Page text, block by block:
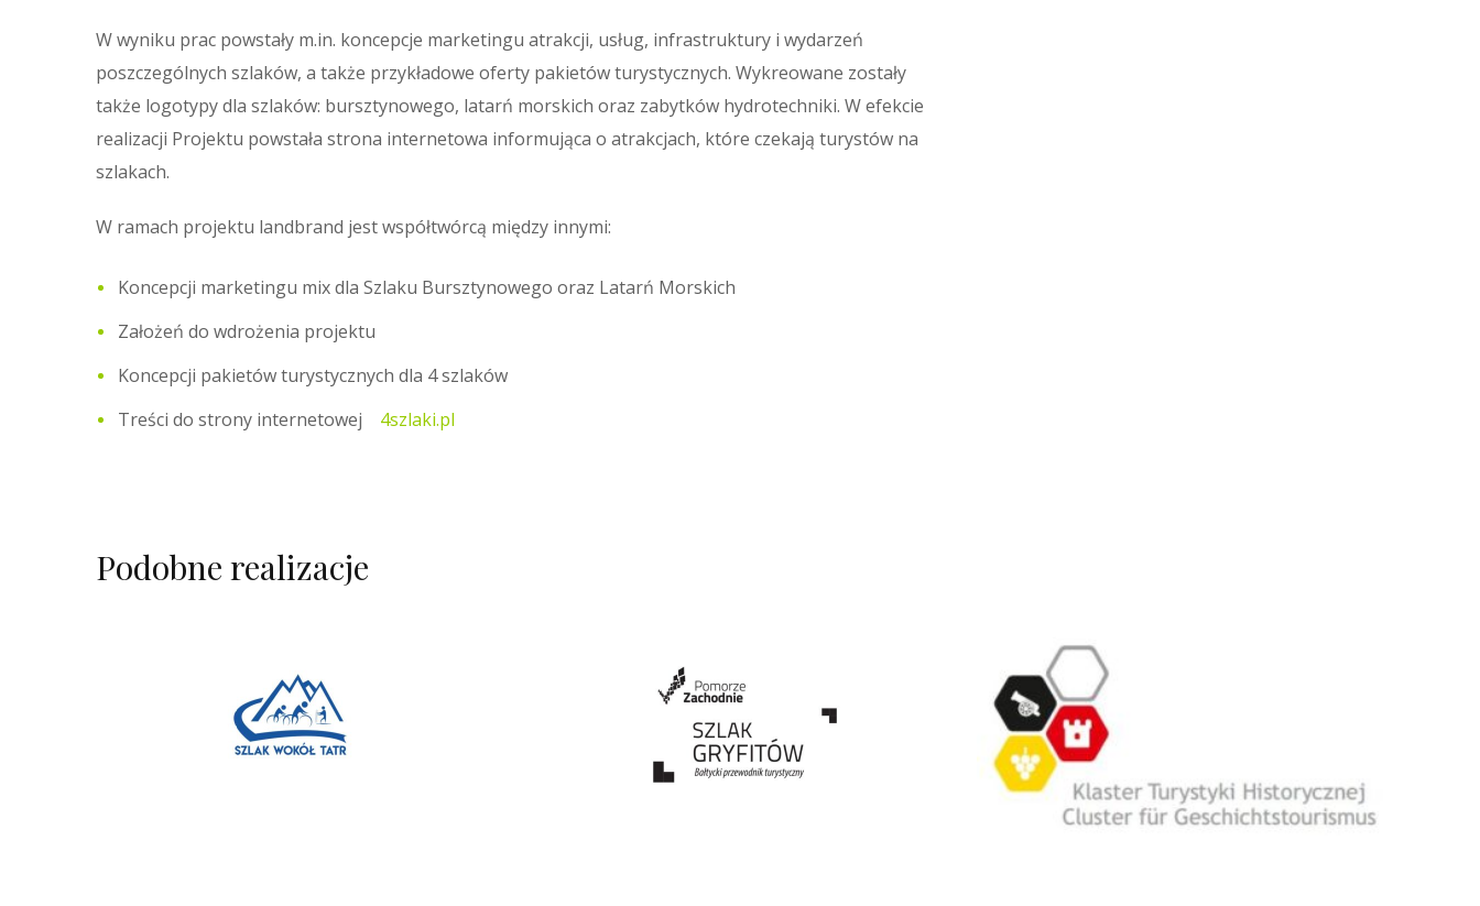
W wyniku prac powstały m.in. koncepcje marketingu atrakcji, usług, infrastruktury i wydarzeń
poszczególnych szlaków, a także przykładowe oferty pakietów turystycznych. Wykreowane zostały
także logotypy dla szlaków: bursztynowego, latarń morskich oraz zabytków hydrotechniki. W efekcie
realizacji Projektu powstała strona internetowa informująca o atrakcjach, które czekają turystów na
szlakach.
W ramach projektu landbrand jest współtwórcą między innymi:
Koncepcji marketingu mix dla Szlaku Bursztynowego oraz Latarń Morskich
Założeń do wdrożenia projektu
Koncepcji pakietów turystycznych dla 4 szlaków
Treści do strony internetowej 4szlaki.pl
Podobne realizacje